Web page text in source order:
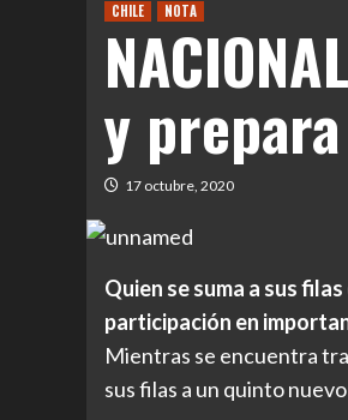
CHILE NOTA
y
17 octubre, 2020
Quien se suma a sus
participación en
Mientras se encuentra
sus filas a un quinto